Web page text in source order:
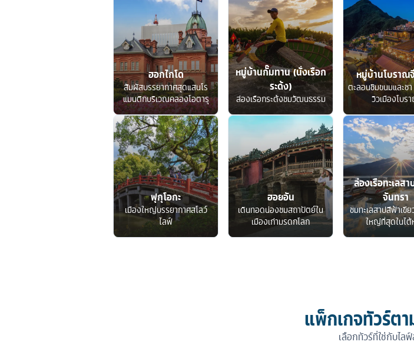
ฮอกไกโด
สัมผัสบรรยากาศสุดแสนโร
แมนติกบริเวณคลองโอตารุ
ฟุกุโอกะ
เมืองใหญ่บรรยากาศสโลว์
ไลฟ์
หมู่บ้านกั๊มทาน (นั่งเรือก
ระด้ง)
ล่องเรือกระด้งชมวัฒนธรรม
ฮอยอัน
เดินทอดน่องชมสถาปัตย์ใน
เมืองเก่ามรดกโลก
หมู่บ้านโบราณ
ตะลอนชิมขนมและช
วิวเมืองโบร
ล่องเรือทะเลส
จันทรา
ชมทะเลสาปสีฟ้าเขี
ใหญ่ที่สุดในไ
แพ็กเกจทัวร์ต
เลือกทัวร์ที่ใช่กับไล